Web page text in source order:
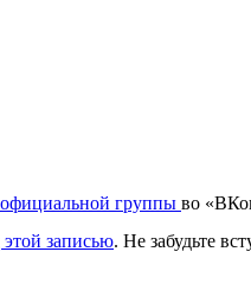
группы во
этой записью. Не забудьте